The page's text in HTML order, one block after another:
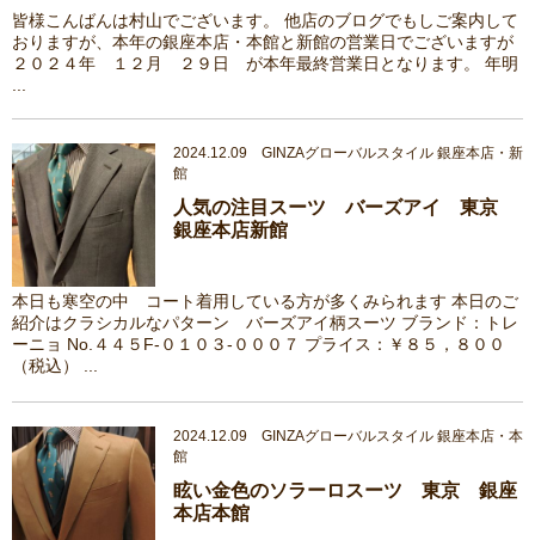
皆様こんばんは村山でございます。 他店のブログでもしご案内して
おりますが、本年の銀座本店・本館と新館の営業日でございますが
２０２４年 １２月 ２９日 が本年最終営業日となります。 年明
2024.12.09 GINZAグローバルスタイル 銀座本店・新
館
人気の注目スーツ バーズアイ 東京
銀座本店新館
本日も寒空の中 コート着用している方が多くみられます 本日のご
紹介はクラシカルなパターン バーズアイ柄スーツ ブランド：トレ
ーニョ No.４４５F-０１０３-０００７ プライス：￥８５，８００
（税込） ...
2024.12.09 GINZAグローバルスタイル 銀座本店・本
館
眩い金色のソラーロスーツ 東京 銀座
本店本館